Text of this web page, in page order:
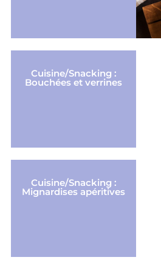
Cuisine/Snacking :
Bouchées et verrines
Cuisine/Snacking :
Mignardises apéritives